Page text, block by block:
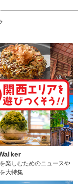
楽しむためのニュースや
大特集